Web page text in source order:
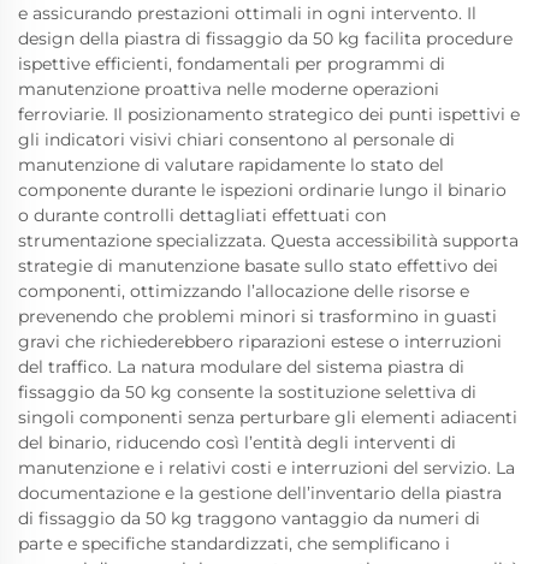
e assicurando prestazioni ottimali in ogni intervento. Il
design della piastra di fissaggio da 50 kg facilita procedure
ispettive efficienti, fondamentali per programmi di
manutenzione proattiva nelle moderne operazioni
ferroviarie. Il posizionamento strategico dei punti ispettivi e
gli indicatori visivi chiari consentono al personale di
manutenzione di valutare rapidamente lo stato del
componente durante le ispezioni ordinarie lungo il binario
o durante controlli dettagliati effettuati con
strumentazione specializzata. Questa accessibilità supporta
strategie di manutenzione basate sullo stato effettivo dei
componenti, ottimizzando l’allocazione delle risorse e
prevenendo che problemi minori si trasformino in guasti
gravi che richiederebbero riparazioni estese o interruzioni
del traffico. La natura modulare del sistema piastra di
fissaggio da 50 kg consente la sostituzione selettiva di
singoli componenti senza perturbare gli elementi adiacenti
del binario, riducendo così l’entità degli interventi di
manutenzione e i relativi costi e interruzioni del servizio. La
documentazione e la gestione dell’inventario della piastra
di fissaggio da 50 kg traggono vantaggio da numeri di
parte e specifiche standardizzati, che semplificano i